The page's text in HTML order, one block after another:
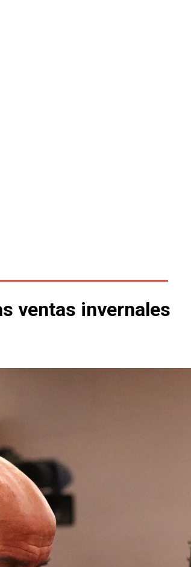
contrato con el Genoa
campo sevillista
Femenino para la 2026/27
ventas invernales